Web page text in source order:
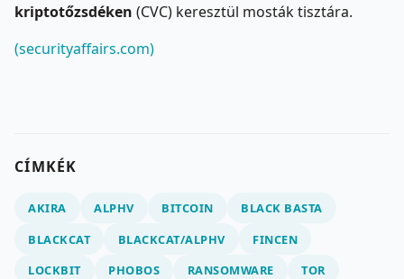
kriptotőzsdéken (CVC) keresztül mosták tisztára.
(securityaffairs.com)
CÍMKÉK
AKIRA ALPHV BITCOIN
BLACK BASTA
BLACKCAT
BLACKCAT/ALPHV
FINCEN
LOCKBIT
PHOBOS RANSOMWARE TOR